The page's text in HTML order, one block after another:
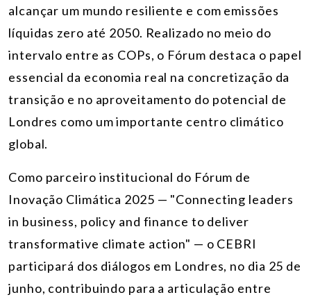
alcançar um mundo resiliente e com emissões
líquidas zero até 2050. Realizado no meio do
intervalo entre as COPs, o Fórum destaca o papel
essencial da economia real na concretização da
transição e no aproveitamento do potencial de
Londres como um importante centro climático
global.
Como parceiro institucional do Fórum de
Inovação Climática 2025 — "Connecting leaders
in business, policy and finance to deliver
transformative climate action" — o CEBRI
participará dos diálogos em Londres, no dia 25 de
junho, contribuindo para a articulação entre